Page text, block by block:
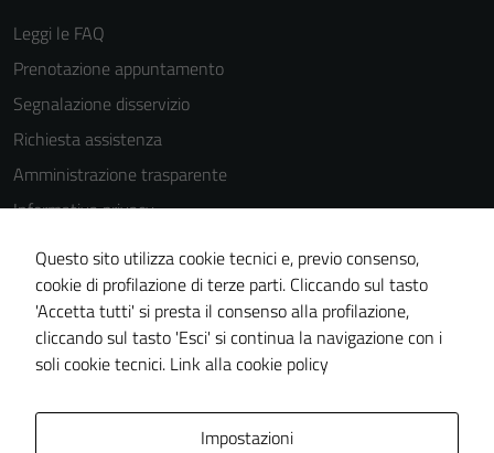
Leggi le FAQ
Prenotazione appuntamento
Segnalazione disservizio
Richiesta assistenza
Amministrazione trasparente
Informativa privacy
Cookie Policy
Note legali
Dichiarazione di accessibilità
Piano di miglioramento del sito
Questo sito utilizza cookie tecnici e, previo consenso,
cookie di profilazione di terze parti. Cliccando sul tasto
'Accetta tutti' si presta il consenso alla profilazione,
cliccando sul tasto 'Esci' si continua la navigazione con i
soli cookie tecnici. Link alla cookie policy
Impostazioni